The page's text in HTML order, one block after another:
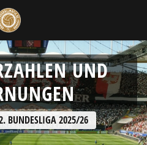
UND
BUNDESLIGA 2025/26